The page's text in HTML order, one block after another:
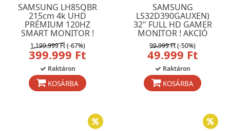
SAMSUNG LH85QBR
215cm 4k UHD
PRÉMIUM 120HZ
SMART MONITOR !
1.199.999 Ft(-67%)
399.999 Ft
Raktáron
KOSÁRBA
SAMSUNG
LS32D390GAUXEN)
32" FULL HD GAMER
MONITOR ! AKCIÓ
99.999 Ft(-50%)
49.999 Ft
Raktáron
KOSÁRBA